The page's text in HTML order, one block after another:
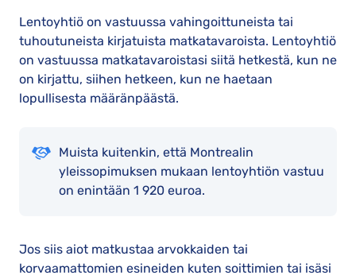
Lentoyhtiö on vastuussa vahingoittuneista tai
tuhoutuneista kirjatuista matkatavaroista. Lentoyhtiö
on vastuussa matkatavaroistasi siitä hetkestä, kun ne
on kirjattu, siihen hetkeen, kun ne haetaan
lopullisesta määränpäästä.
Muista kuitenkin, että Montrealin
yleissopimuksen mukaan lentoyhtiön vastuu
on enintään 1 920 euroa.
Jos siis aiot matkustaa arvokkaiden tai
korvaamattomien esineiden kuten soittimien tai isäsi